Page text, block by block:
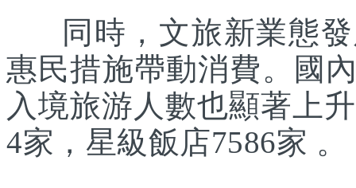
同時，文旅新業態發
惠民措施帶動消費。國
入境旅游人數也顯著上
4家，星級飯店7586家 。